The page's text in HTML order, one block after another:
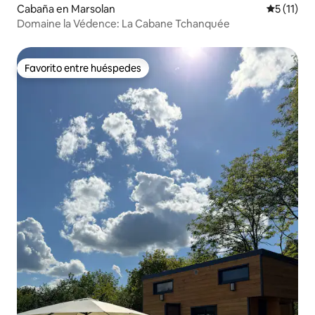
Cabaña en Marsolan
5 (11)
Domaine la Védence: La Cabane Tchanquée
Favorito entre huéspedes
Favorito entre huéspedes